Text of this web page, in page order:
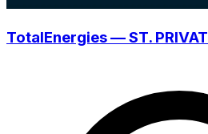
TotalEnergies — ST. PRIVAT